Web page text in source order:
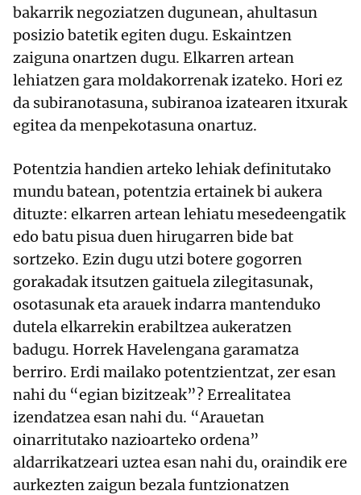
bakarrik negoziatzen dugunean, ahultasun
posizio batetik egiten dugu. Eskaintzen
zaiguna onartzen dugu. Elkarren artean
lehiatzen gara moldakorrenak izateko. Hori ez
da subiranotasuna, subiranoa izatearen itxurak
egitea da menpekotasuna onartuz.
Potentzia handien arteko lehiak definitutako
mundu batean, potentzia ertainek bi aukera
dituzte: elkarren artean lehiatu mesedeengatik
edo batu pisua duen hirugarren bide bat
sortzeko. Ezin dugu utzi botere gogorren
gorakadak itsutzen gaituela zilegitasunak,
osotasunak eta arauek indarra mantenduko
dutela elkarrekin erabiltzea aukeratzen
badugu. Horrek Havelengana garamatza
berriro. Erdi mailako potentzientzat, zer esan
nahi du “egian bizitzeak”? Errealitatea
izendatzea esan nahi du. “Arauetan
oinarritutako nazioarteko ordena”
aldarrikatzeari uztea esan nahi du, oraindik ere
aurkezten zaigun bezala funtzionatzen